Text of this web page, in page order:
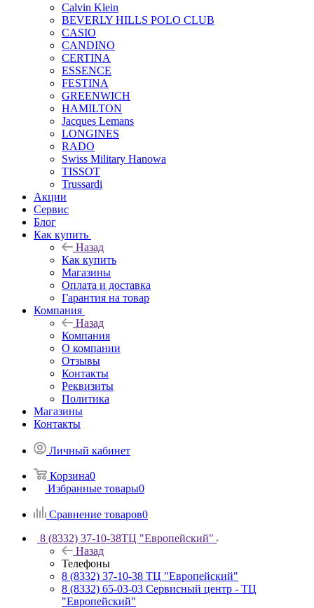
Calvin Klein
BEVERLY HILLS POLO CLUB
CASIO
CANDINO
CERTINA
ESSENCE
FESTINA
GREENWICH
HAMILTON
Jacques Lemans
LONGINES
RADO
Swiss Military Hanowa
TISSOT
Trussardi
Акции
Сервис
Блог
Как купить
Назад
Как купить
Магазины
Оплата и доставка
Гарантия на товар
Компания
Назад
Компания
О компании
Отзывы
Контакты
Реквизиты
Политика
Магазины
Контакты
Личный кабинет
Корзина0
Избранные товары0
Сравнение товаров0
8 (8332) 37-10-38ТЦ "Европейский"
Назад
Телефоны
8 (8332) 37-10-38 ТЦ "Европейский"
8 (8332) 65-03-03 Сервисный центр - ТЦ
"Европейский"